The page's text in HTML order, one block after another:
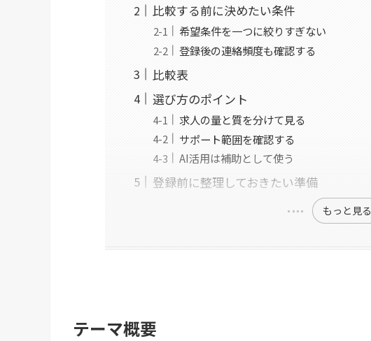
比較する前に決めたい条件
希望条件を一つに絞りすぎない
登録後の連絡頻度も確認する
比較表
選び方のポイント
求人の量と質を分けて見る
サポート範囲を確認する
AI活用は補助として使う
登録前に整理しておきたい準備
もっと見る
テーマ概要